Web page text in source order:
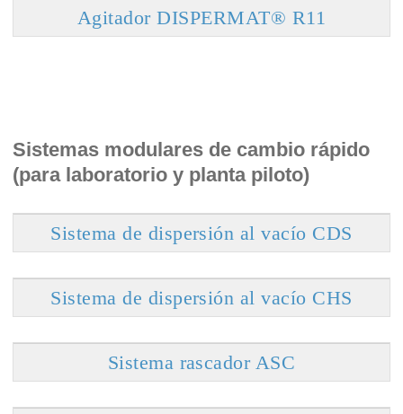
Agitador DISPERMAT® R11
Sistemas modulares de cambio rápido
(para laboratorio y planta piloto)
Sistema de dispersión al vacío CDS
Sistema de dispersión al vacío CHS
Sistema rascador ASC